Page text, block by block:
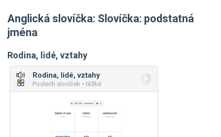
Anglická slovíčka: Slovíčka: podstatná
jména
Rodina, lidé, vztahy
Rodina, lidé, vztahy
Poslech slovíček • těžké